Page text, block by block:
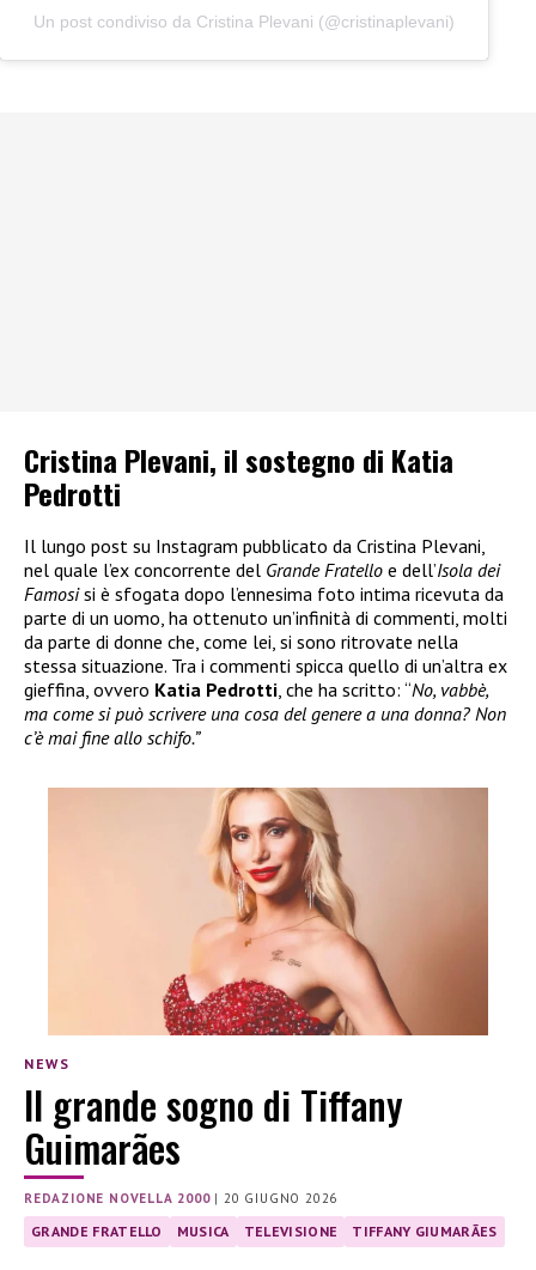
Un post condiviso da Cristina Plevani (@cristinaplevani)
Cristina Plevani, il sostegno di Katia
Pedrotti
Il lungo post su Instagram pubblicato da Cristina Plevani,
nel quale l’ex concorrente del Grande Fratello e dell’Isola dei
Famosisi è sfogata dopo l’ennesima foto intima ricevuta da
parte di un uomo, ha ottenuto un’infinità di commenti, molti
da parte di donne che, come lei, si sono ritrovate nella
stessa situazione. Tra i commenti spicca quello di un’altra ex
gieffina, ovvero Katia Pedrotti, che ha scritto: “No, vabbè,
ma come si può scrivere una cosa del genere a una donna? Non
c’è mai fine allo schifo.”
NEWS
Il grande sogno di Tiffany
Guimarães
REDAZIONE NOVELLA 2000|20 GIUGNO 2026
GRANDE FRATELLO MUSICA TELEVISIONE TIFFANY GIUMARÃES